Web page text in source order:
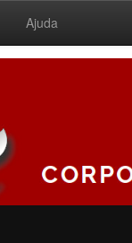
Ajuda